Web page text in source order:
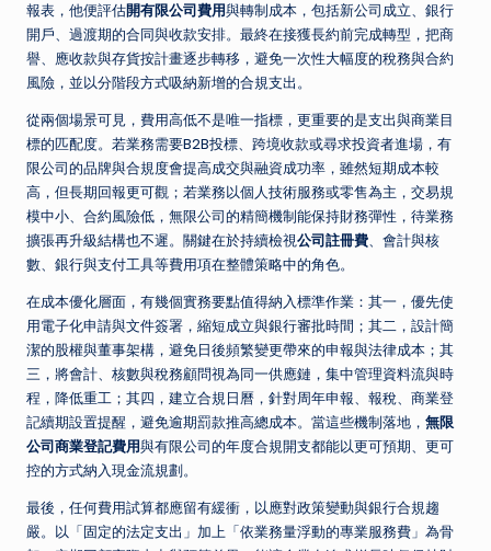
報表，他便評估開有限公司費用與轉制成本，包括新公司成立、銀行
開戶、過渡期的合同與收款安排。最終在接獲長約前完成轉型，把商
譽、應收款與存貨按計畫逐步轉移，避免一次性大幅度的稅務與合約
風險，並以分階段方式吸納新增的合規支出。
從兩個場景可見，費用高低不是唯一指標，更重要的是支出與商業目
標的匹配度。若業務需要B2B投標、跨境收款或尋求投資者進場，有
限公司的品牌與合規度會提高成交與融資成功率，雖然短期成本較
高，但長期回報更可觀；若業務以個人技術服務或零售為主，交易規
模中小、合約風險低，無限公司的精簡機制能保持財務彈性，待業務
擴張再升級結構也不遲。關鍵在於持續檢視公司註冊費、會計與核
數、銀行與支付工具等費用項在整體策略中的角色。
在成本優化層面，有幾個實務要點值得納入標準作業：其一，優先使
用電子化申請與文件簽署，縮短成立與銀行審批時間；其二，設計簡
潔的股權與董事架構，避免日後頻繁變更帶來的申報與法律成本；其
三，將會計、核數與稅務顧問視為同一供應鏈，集中管理資料流與時
程，降低重工；其四，建立合規日曆，針對周年申報、報稅、商業登
記續期設置提醒，避免逾期罰款推高總成本。當這些機制落地， 無限
公司商業登記費用與有限公司的年度合規開支都能以更可預期、更可
控的方式納入現金流規劃。
最後，任何費用試算都應留有緩衝，以應對政策變動與銀行合規趨
嚴。以「固定的法定支出」加上「依業務量浮動的專業服務費」為骨